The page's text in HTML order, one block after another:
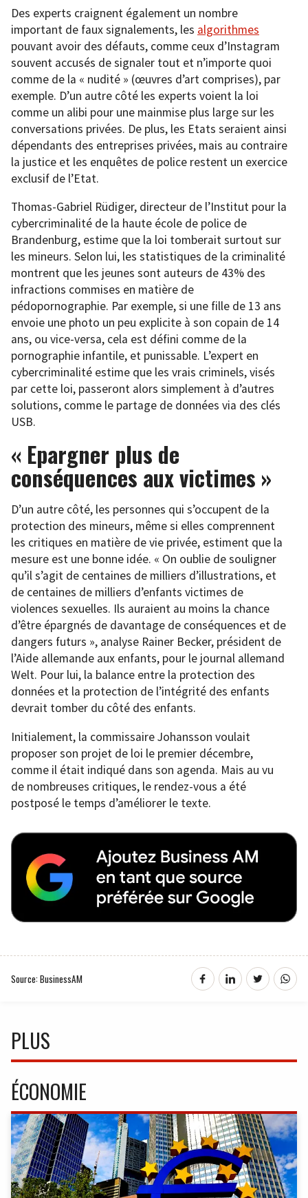
Des experts craignent également un nombre
important de faux signalements, les algorithmes
pouvant avoir des défauts, comme ceux d’Instagram
souvent accusés de signaler tout et n’importe quoi
comme de la « nudité » (œuvres d’art comprises), par
exemple. D’un autre côté les experts voient la loi
comme un alibi pour une mainmise plus large sur les
conversations privées. De plus, les Etats seraient ainsi
dépendants des entreprises privées, mais au contraire
la justice et les enquêtes de police restent un exercice
exclusif de l’Etat.
Thomas-Gabriel Rüdiger, directeur de l’Institut pour la
cybercriminalité de la haute école de police de
Brandenburg, estime que la loi tomberait surtout sur
les mineurs. Selon lui, les statistiques de la criminalité
montrent que les jeunes sont auteurs de 43% des
infractions commises en matière de
pédopornographie. Par exemple, si une fille de 13 ans
envoie une photo un peu explicite à son copain de 14
ans, ou vice-versa, cela est défini comme de la
pornographie infantile, et punissable. L’expert en
cybercriminalité estime que les vrais criminels, visés
par cette loi, passeront alors simplement à d’autres
solutions, comme le partage de données via des clés
USB.
« Epargner plus de
conséquences aux victimes »
D’un autre côté, les personnes qui s’occupent de la
protection des mineurs, même si elles comprennent
les critiques en matière de vie privée, estiment que la
mesure est une bonne idée. « On oublie de souligner
qu’il s’agit de centaines de milliers d’illustrations, et
de centaines de milliers d’enfants victimes de
violences sexuelles. Ils auraient au moins la chance
d’être épargnés de davantage de conséquences et de
dangers futurs », analyse Rainer Becker, président de
l’Aide allemande aux enfants, pour le journal allemand
Welt. Pour lui, la balance entre la protection des
données et la protection de l’intégrité des enfants
devrait tomber du côté des enfants.
Initialement, la commissaire Johansson voulait
proposer son projet de loi le premier décembre,
comme il était indiqué dans son agenda. Mais au vu
de nombreuses critiques, le rendez-vous a été
postposé le temps d’améliorer le texte.
Source: BusinessAM
PLUS
ÉCONOMIE